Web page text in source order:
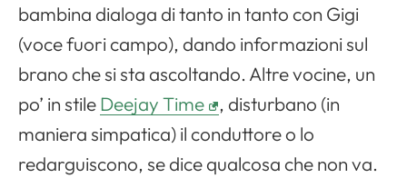
bambina dialoga di tanto in tanto con Gigi
(voce fuori campo), dando informazioni sul
brano che si sta ascoltando. Altre vocine, un
po’ in stileDeejay Time
, disturbano (in
maniera simpatica) il conduttore o lo
redarguiscono, se dice qualcosa che non va.